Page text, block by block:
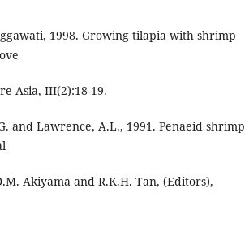
1998. Growing tilapia with shrimp
Asia, III(2):18-19.
and Lawrence, A.L., 1991. Penaeid shrimp
Akiyama and R.K.H. Tan, (Editors),